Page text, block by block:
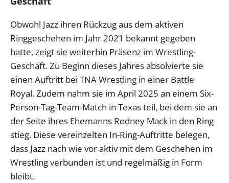
Obwohl Jazz ihren Rückzug aus dem aktiven
Ringgeschehen im Jahr 2021 bekannt gegeben
hatte, zeigt sie weiterhin Präsenz im Wrestling-
Geschäft. Zu Beginn dieses Jahres absolvierte sie
einen Auftritt bei TNA Wrestling in einer Battle
Royal. Zudem nahm sie im April 2025 an einem Six-
Person-Tag-Team-Match in Texas teil, bei dem sie an
der Seite ihres Ehemanns Rodney Mack in den Ring
stieg. Diese vereinzelten In-Ring-Auftritte belegen,
dass Jazz nach wie vor aktiv mit dem Geschehen im
Wrestling verbunden ist und regelmäßig in Form
bleibt.